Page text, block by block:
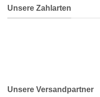
Unsere Zahlarten
Unsere Versandpartner